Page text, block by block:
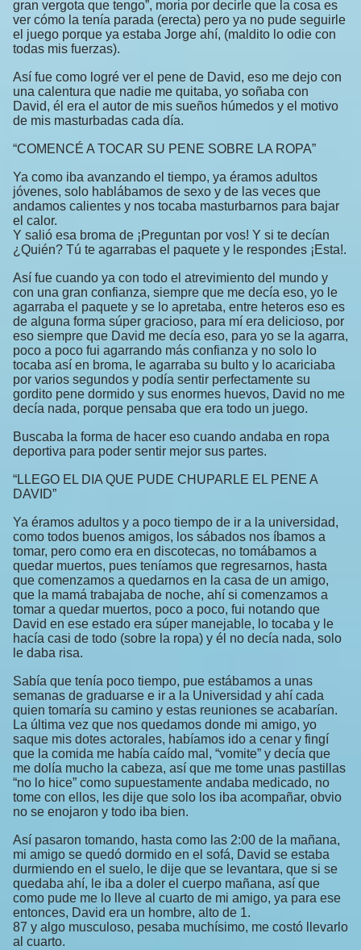
gran vergota que tengo”, moria por decirle que la cosa es
ver cómo la tenía parada (erecta) pero ya no pude seguirle
el juego porque ya estaba Jorge ahí, (maldito lo odie con
todas mis fuerzas).
Así fue como logré ver el pene de David, eso me dejo con
una calentura que nadie me quitaba, yo soñaba con
David, él era el autor de mis sueños húmedos y el motivo
de mis masturbadas cada día.
“COMENCÉ A TOCAR SU PENE SOBRE LA ROPA”
Ya como iba avanzando el tiempo, ya éramos adultos
jóvenes, solo hablábamos de sexo y de las veces que
andamos calientes y nos tocaba masturbarnos para bajar
el calor.
Y salió esa broma de ¡Preguntan por vos! Y si te decían
¿Quién? Tú te agarrabas el paquete y le respondes ¡Esta!.
Así fue cuando ya con todo el atrevimiento del mundo y
con una gran confianza, siempre que me decía eso, yo le
agarraba el paquete y se lo apretaba, entre heteros eso es
de alguna forma súper gracioso, para mí era delicioso, por
eso siempre que David me decía eso, para yo se la agarra,
poco a poco fui agarrando más confianza y no solo lo
tocaba así en broma, le agarraba su bulto y lo acariciaba
por varios segundos y podía sentir perfectamente su
gordito pene dormido y sus enormes huevos, David no me
decía nada, porque pensaba que era todo un juego.
Buscaba la forma de hacer eso cuando andaba en ropa
deportiva para poder sentir mejor sus partes.
“LLEGO EL DIA QUE PUDE CHUPARLE EL PENE A
DAVID”
Ya éramos adultos y a poco tiempo de ir a la universidad,
como todos buenos amigos, los sábados nos íbamos a
tomar, pero como era en discotecas, no tomábamos a
quedar muertos, pues teníamos que regresarnos, hasta
que comenzamos a quedarnos en la casa de un amigo,
que la mamá trabajaba de noche, ahí si comenzamos a
tomar a quedar muertos, poco a poco, fui notando que
David en ese estado era súper manejable, lo tocaba y le
hacía casi de todo (sobre la ropa) y él no decía nada, solo
le daba risa.
Sabía que tenía poco tiempo, pue estábamos a unas
semanas de graduarse e ir a la Universidad y ahí cada
quien tomaría su camino y estas reuniones se acabarían.
La última vez que nos quedamos donde mi amigo, yo
saque mis dotes actorales, habíamos ido a cenar y fingí
que la comida me había caído mal, “vomite” y decía que
me dolía mucho la cabeza, así que me tome unas pastillas
“no lo hice” como supuestamente andaba medicado, no
tome con ellos, les dije que solo los iba acompañar, obvio
no se enojaron y todo iba bien.
Así pasaron tomando, hasta como las 2:00 de la mañana,
mi amigo se quedó dormido en el sofá, David se estaba
durmiendo en el suelo, le dije que se levantara, que si se
quedaba ahí, le iba a doler el cuerpo mañana, así que
como pude me lo lleve al cuarto de mi amigo, ya para ese
entonces, David era un hombre, alto de 1.
87 y algo musculoso, pesaba muchísimo, me costó llevarlo
al cuarto.